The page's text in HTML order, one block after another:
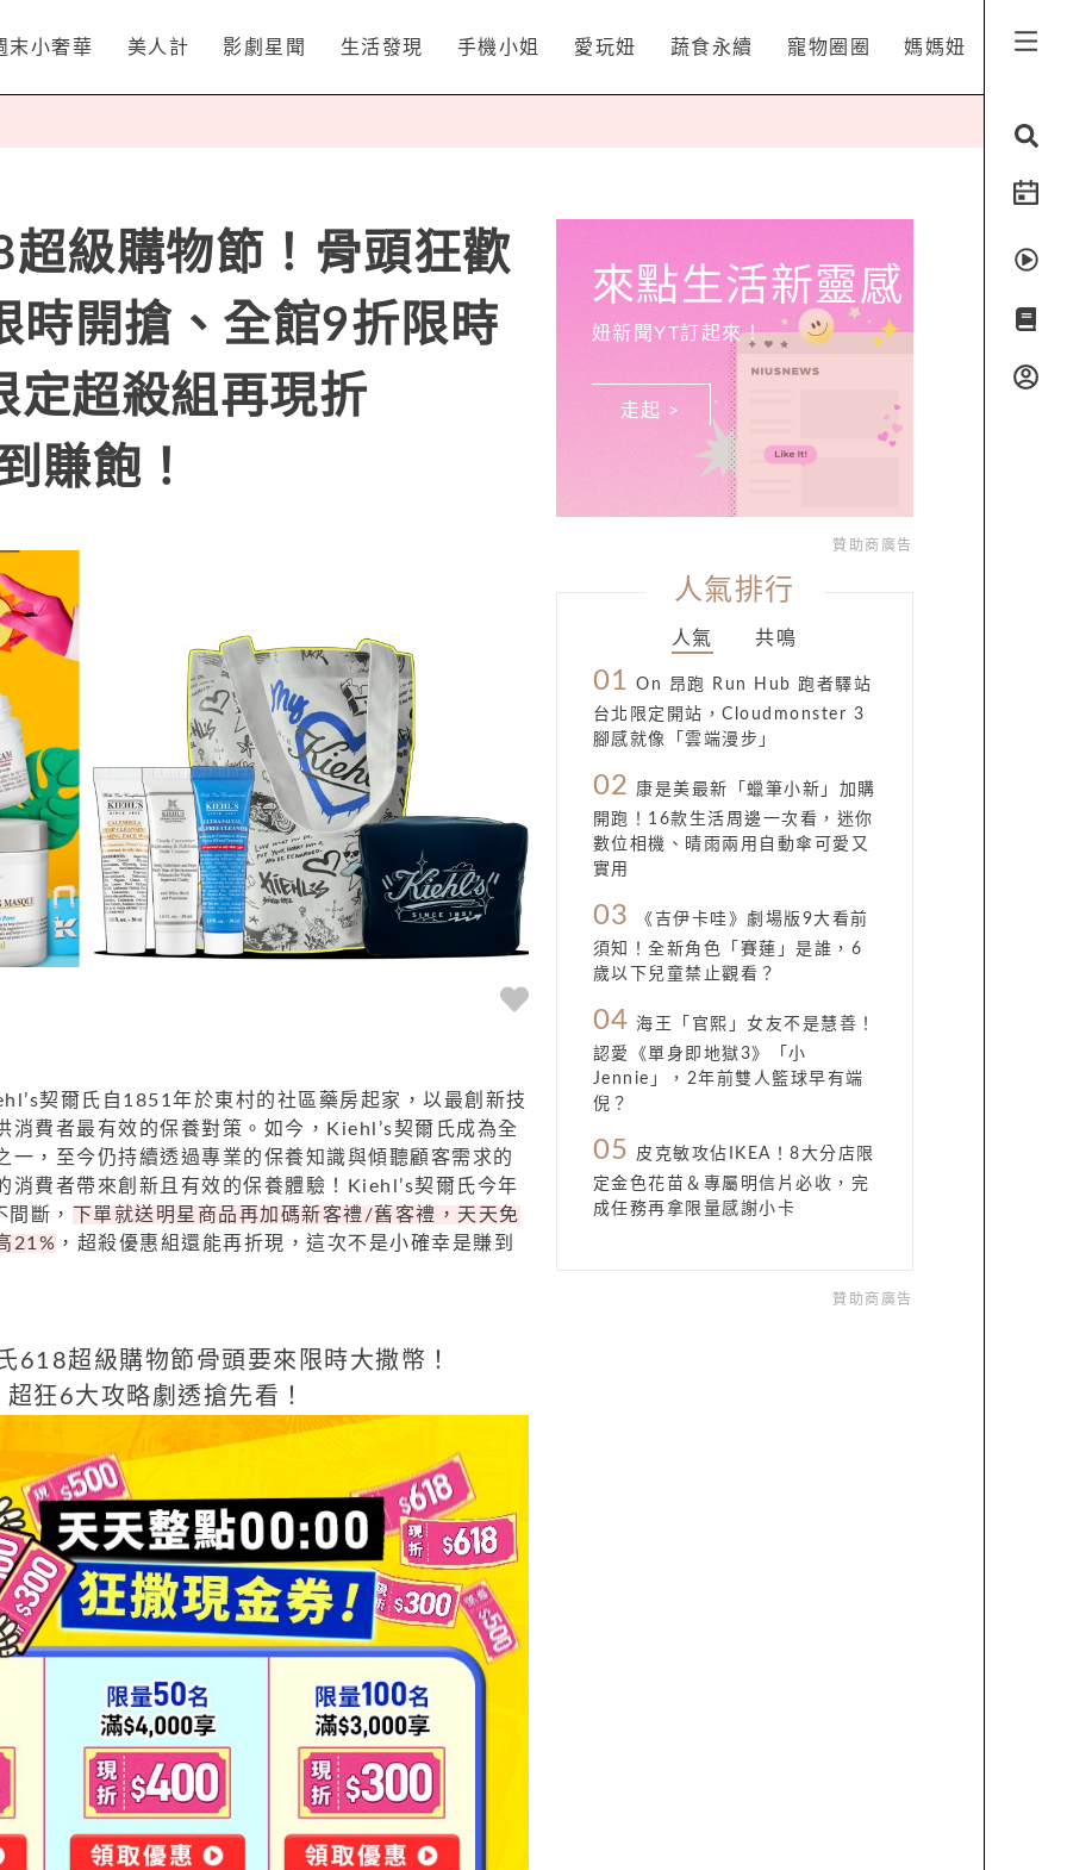
末小奢華 美人計 影劇星聞 生活發現 手機小姐 愛玩妞 蔬食永續 寵物圈圈 媽媽妞
超級購物節！骨頭狂歡
時開搶、全館9折限時
超殺組再現折
賺飽！
契爾氏自1851年於東村的社區藥房起家，以最創新技
消費者最有效的保養對策。如今，Kiehl’s契爾氏成為全
一，至今仍持續透過專業的保養知識與傾聽顧客需求的
消費者帶來創新且有效的保養體驗！Kiehl’s契爾氏今年
斷，
下單就送明星商品再加碼新客禮/舊客禮，天天免
21% ，超殺優惠組還能再折現，這次不是小確幸是賺到
618超級購物節骨頭要來限時大撒幣！
超狂6大攻略劇透搶先看！
來點生活新靈感
妞新聞YT訂起來！
走起 >
贊助商廣告
人氣排行
人氣 共鳴
01 On 昂跑 Run Hub 跑者驛站
台北限定開站，Cloudmonster 3
腳感就像「雲端漫步」
02
康是美最新「蠟筆小新」加購
開跑！16款生活周邊一次看，迷你
數位相機、晴雨兩用自動傘可愛又
實用
03
《吉伊卡哇》劇場版9大看前
須知！全新角色「賽蓮」是誰，6
歲以下兒童禁止觀看？
04 海王「官熙」女友不是慧善！
認愛《單身即地獄3》「小
Jennie」，2年前雙人籃球早有端
倪？
05
皮克敏攻佔IKEA！8大分店限
定金色花苗＆專屬明信片必收，完
成任務再拿限量感謝小卡
贊助商廣告